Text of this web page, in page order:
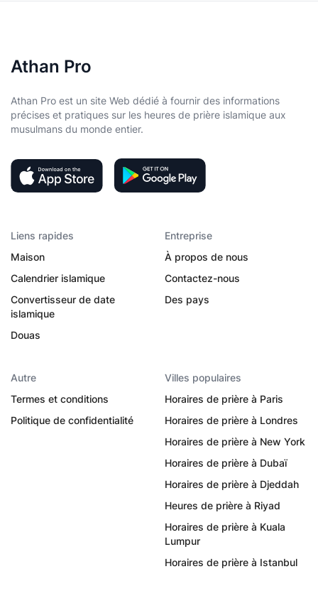
Athan Pro
Athan Pro est un site Web dédié à fournir des informations
précises et pratiques sur les heures de prière islamique aux
musulmans du monde entier.
Liens rapides
Maison
Calendrier islamique
Convertisseur de date
islamique
Douas
Entreprise
À propos de nous
Contactez-nous
Des pays
Autre
Termes et conditions
Politique de confidentialité
Villes populaires
Horaires de prière à Paris
Horaires de prière à Londres
Horaires de prière à New York
Horaires de prière à Dubaï
Horaires de prière à Djeddah
Heures de prière à Riyad
Horaires de prière à Kuala
Lumpur
Horaires de prière à Istanbul